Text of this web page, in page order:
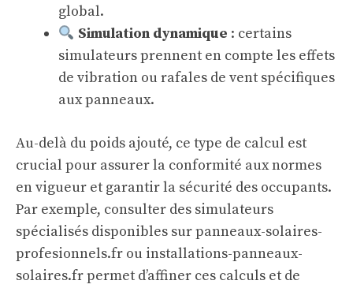
global.
Simulation dynamique : certains
simulateurs prennent en compte les effets
de vibration ou rafales de vent spécifiques
aux panneaux.
Au-delà du poids ajouté, ce type de calcul est
crucial pour assurer la conformité aux normes
en vigueur et garantir la sécurité des occupants.
Par exemple, consulter des simulateurs
spécialisés disponibles surpanneaux-solaires-
profesionnels.fr ou installations-panneaux-
solaires.frpermet d’affiner ces calculs et de